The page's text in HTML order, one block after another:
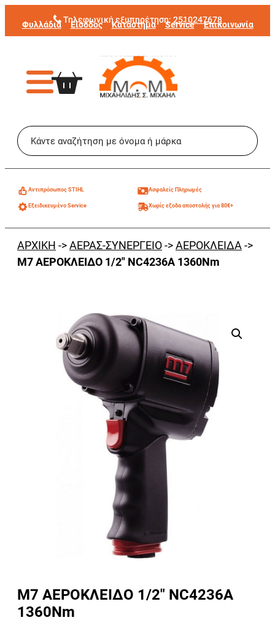
Μετάβαση
στο
Τηλεφωνική εξυπηρέτηση: 2510247678
Φυλλάδια Είσοδος Κατάστημα Service Επικοινωνία
Aντιπρόσωπος STIHL Ασφαλείς Πληρωμές
Εξειδικευμένο Service Χωρίς εξοδα αποστολής για 80€+
ΑΡΧΙΚΗ ->ΑΕΡΑΣ-ΣΥΝΕΡΓΕΙΟ->ΑΕΡΟΚΛΕΙΔΑ ->
M7 ΑΕΡΟΚΛΕΙΔΟ 1/2″ NC4236A 1360Nm
M7 ΑΕΡΟΚΛΕΙΔΟ 1/2″ NC4236A
1360Nm